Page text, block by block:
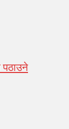
पठाउने